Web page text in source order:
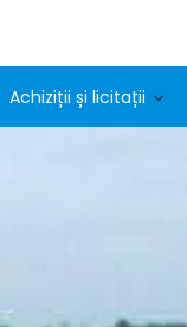
Achiziții și licitații